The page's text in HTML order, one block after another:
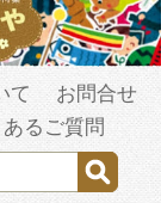
て
お問合せ
あるご質問